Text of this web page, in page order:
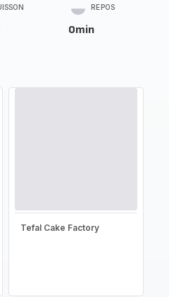
REPOS
0min
Tefal Cake Factory